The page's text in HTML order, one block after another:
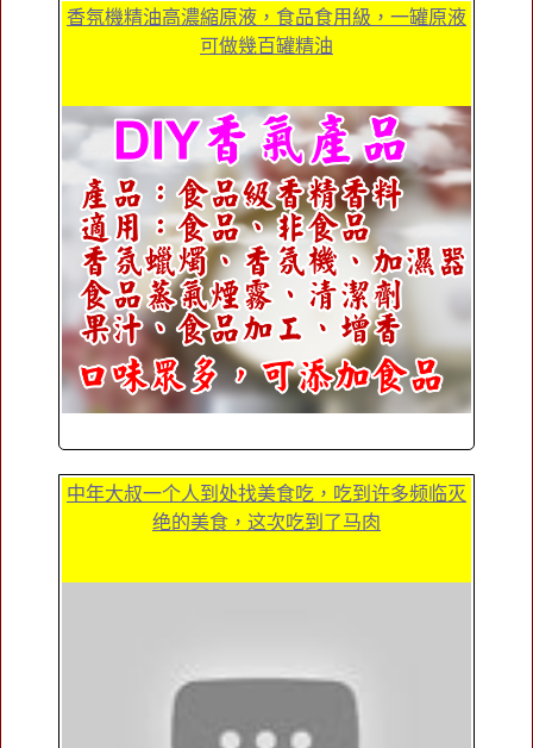
香氛機精油高濃縮原液，食品食用級，一罐原液
可做幾百罐精油
中年大叔一个人到处找美食吃，吃到许多频临灭
绝的美食，这次吃到了马肉